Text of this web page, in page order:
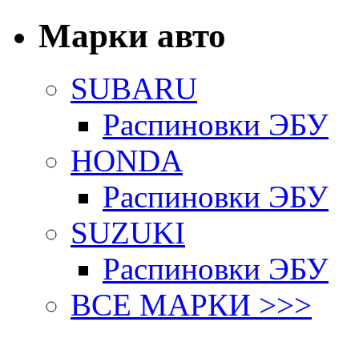
Марки авто
SUBARU
Распиновки ЭБУ
HONDA
Распиновки ЭБУ
SUZUKI
Распиновки ЭБУ
ВСЕ МАРКИ >>>